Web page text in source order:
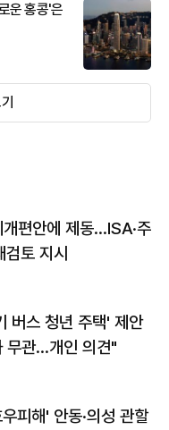
운 홍콩'은
편안에 제동…ISA·주
토 지시
버스 청년 주택' 제안
무관…개인 의견"
피해' 안동·의성 관할